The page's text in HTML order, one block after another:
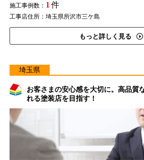
施工事例数： 1 件
工事店住所：埼玉県所沢市三ケ島
もっと詳しく見る
埼玉県
お客さまの安心感を大切に。高品質
れる塗装店を目指す！